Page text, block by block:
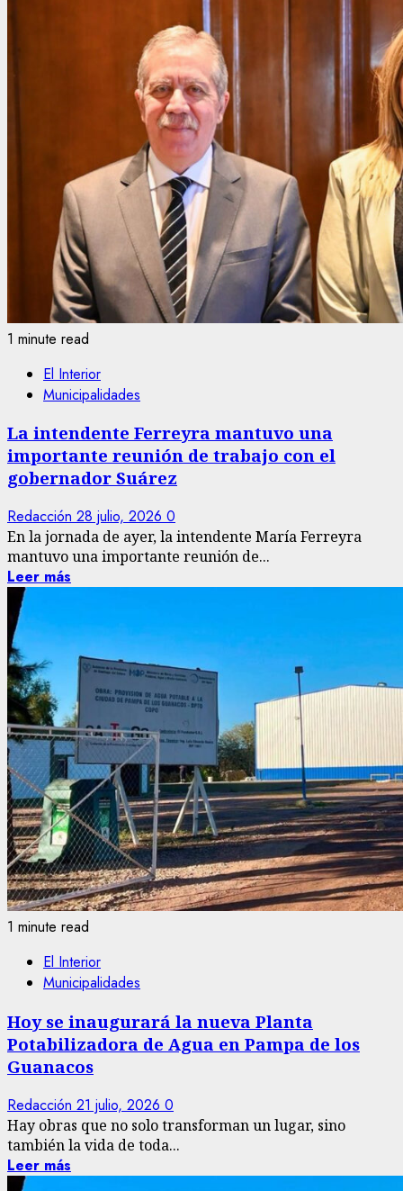
1 minute read
El Interior
Municipalidades
La intendente Ferreyra mantuvo una
importante reunión de trabajo con el
gobernador Suárez
Redacción 28 julio, 2026 0
En la jornada de ayer, la intendente María Ferreyra
mantuvo una importante reunión de...
Leer más
1 minute read
El Interior
Municipalidades
Hoy se inaugurará la nueva Planta
Potabilizadora de Agua en Pampa de los
Guanacos
Redacción 21 julio, 2026 0
Hay obras que no solo transforman un lugar, sino
también la vida de toda...
Leer más